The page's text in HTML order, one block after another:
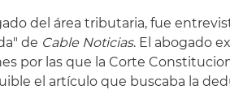
del área tributaria, fue
de Cable Noticias. El abogado
por las que la Corte
el artículo que buscaba la